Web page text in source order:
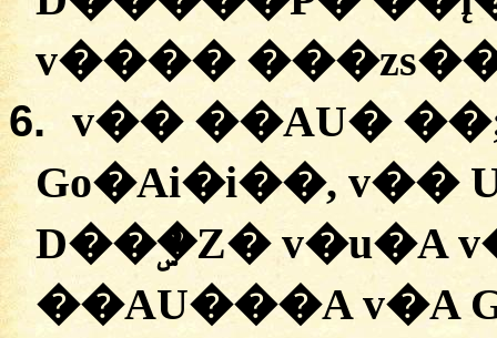
v���� �
6. v����AU�
Go�Ai�i��, v��
D��ۣ�Z� v�u�A
��AU���A v�A